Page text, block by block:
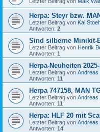
Herpa: Steyr bzw.
Letzter Beitrag von Kai
Antworten: 2
Sind silberne Minikit-
Letzter Beitrag von Henrik
Antworten: 1
Herpa-Neuheiten 2025-I
Letzter Beitrag von Andreas
Antworten: 11
Herpa 747158, MAN
Letzter Beitrag von Andreas
Antworten: 11
Herpa: HLF 20 mit
Letzter Beitrag von Andreas
Antworten: 14